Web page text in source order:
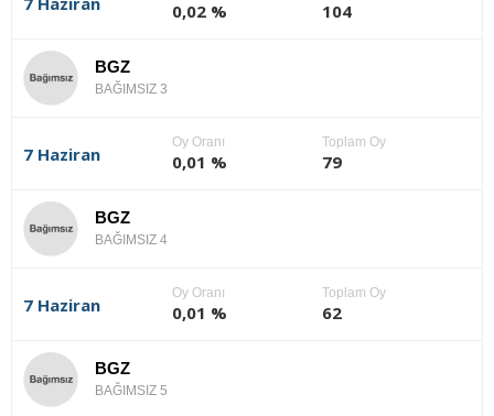
0,02 % 104
BGZ
BAĞIMSIZ 3
7 Haziran
Oy Oranı
0,01 %
Toplam Oy
79
BGZ
BAĞIMSIZ 4
7 Haziran
Oy Oranı
0,01 %
Toplam Oy
62
BGZ
BAĞIMSIZ 5